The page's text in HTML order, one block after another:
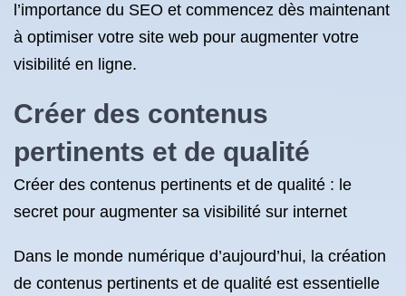
l’importance du SEO et commencez dès maintenant
à optimiser votre site web pour augmenter votre
visibilité en ligne.
Créer des contenus
pertinents et de qualité
Créer des contenus pertinents et de qualité : le
secret pour augmenter sa visibilité sur internet
Dans le monde numérique d’aujourd’hui, la création
de contenus pertinents et de qualité est essentielle